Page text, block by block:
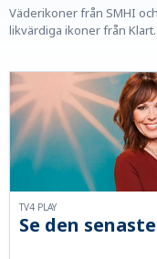
Väderikoner från SMHI
likvärdiga ikoner från Klart.
Se den
TV4 PLAY